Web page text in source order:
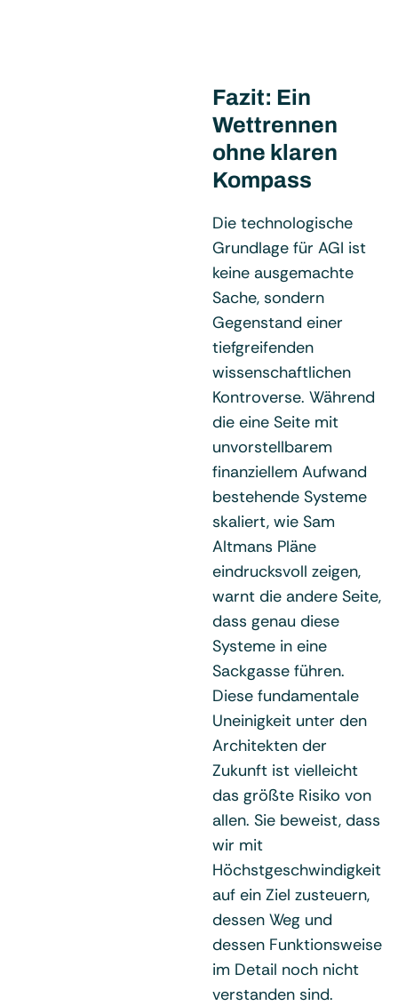
Fazit: Ein
Wettrennen
ohne klaren
Kompass
Die technologische
Grundlage für AGI ist
keine ausgemachte
Sache, sondern
Gegenstand einer
tiefgreifenden
wissenschaftlichen
Kontroverse. Während
die eine Seite mit
unvorstellbarem
finanziellem Aufwand
bestehende Systeme
skaliert, wie Sam
Altmans Pläne
eindrucksvoll zeigen,
warnt die andere Seite,
dass genau diese
Systeme in eine
Sackgasse führen.
Diese fundamentale
Uneinigkeit unter den
Architekten der
Zukunft ist vielleicht
das größte Risiko von
allen. Sie beweist, dass
wir mit
Höchstgeschwindigkeit
auf ein Ziel zusteuern,
dessen Weg und
dessen Funktionsweise
im Detail noch nicht
verstanden sind.